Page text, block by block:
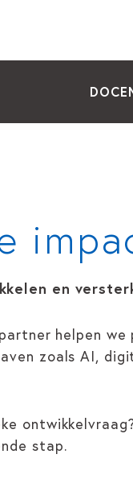
en
helpen
zoals AI,
stap.